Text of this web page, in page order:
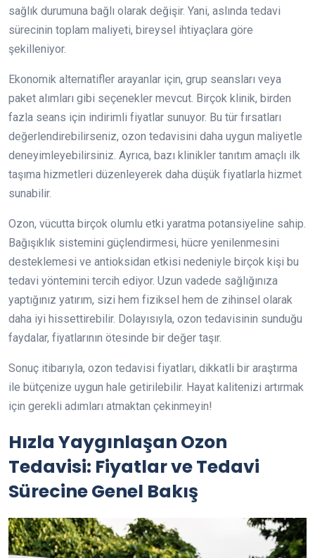
sağlık durumuna bağlı olarak değişir. Yani, aslında tedavi
sürecinin toplam maliyeti, bireysel ihtiyaçlara göre
şekilleniyor.
Ekonomik alternatifler arayanlar için, grup seansları veya
paket alımları gibi seçenekler mevcut. Birçok klinik, birden
fazla seans için indirimli fiyatlar sunuyor. Bu tür fırsatları
değerlendirebilirseniz, ozon tedavisini daha uygun maliyetle
deneyimleyebilirsiniz. Ayrıca, bazı klinikler tanıtım amaçlı ilk
taşıma hizmetleri düzenleyerek daha düşük fiyatlarla hizmet
sunabilir.
Ozon, vücutta birçok olumlu etki yaratma potansiyeline sahip.
Bağışıklık sistemini güçlendirmesi, hücre yenilenmesini
desteklemesi ve antioksidan etkisi nedeniyle birçok kişi bu
tedavi yöntemini tercih ediyor. Uzun vadede sağlığınıza
yaptığınız yatırım, sizi hem fiziksel hem de zihinsel olarak
daha iyi hissettirebilir. Dolayısıyla, ozon tedavisinin sunduğu
faydalar, fiyatlarının ötesinde bir değer taşır.
Sonuç itibarıyla, ozon tedavisi fiyatları, dikkatli bir araştırma
ile bütçenize uygun hale getirilebilir. Hayat kalitenizi artırmak
için gerekli adımları atmaktan çekinmeyin!
Hızla Yaygınlaşan Ozon
Tedavisi: Fiyatlar ve Tedavi
Sürecine Genel Bakış